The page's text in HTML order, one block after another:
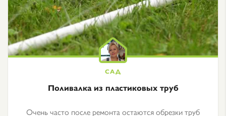
Поливалка из пластиковых труб
Очень часто после ремонта остаются обрезки труб